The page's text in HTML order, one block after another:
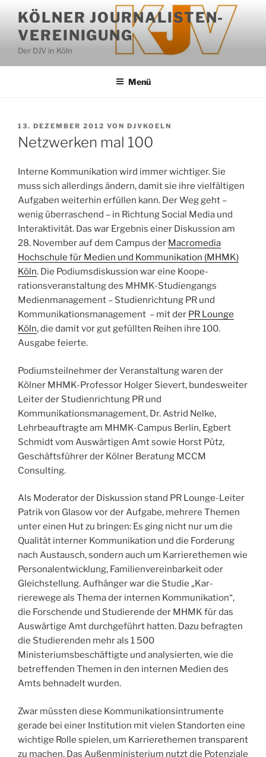
Inhalt
springen
KÖLNER JOURNALISTEN-
VEREINIGUNG
Der DJV in Köln
Menü
VERÖFFENTLICHT
AM
13. DEZEMBER 2012 VON DJVKOELN
Netzwerken mal 100
Interne Kommunikation wird immer wichtiger. Sie
muss sich allerdings ändern, damit sie ihre vielfältigen
Aufgaben weiterhin erfüllen kann. Der Weg geht –
wenig überraschend – in Richtung Social Media und
Interaktivität. Das war Ergebnis einer Diskussion am
28. November auf dem Campus der Macromedia
Hochschule für Medien und Kommunikation (MHMK)
Köln. Die Podiumsdiskussion war eine Koope­
rationsveranstaltung des MHMK-Studiengangs
Medienmanagement – Studienrichtung PR und
Kommunikationsmanagement – mit der PR Lounge
Köln, die damit vor gut ­gefüllten Reihen ihre 100.
Ausgabe feierte.
Podiumsteilnehmer der Veranstaltung waren der
Kölner MHMK-Professor Holger Sievert, bundesweiter
Leiter der Studienrichtung PR und
Kommunikationsmanagement, Dr. Astrid Nelke,
Lehrbeauftragte am MHMK-Campus Berlin, Egbert
Schmidt vom Auswärtigen Amt sowie Horst Pütz,
Geschäftsführer der Kölner Beratung MCCM
Consulting.
Als Moderator der Diskussion stand PR Lounge-Leiter
Patrik von Glasow vor der Aufgabe, mehrere Themen
unter einen Hut zu bringen: Es ging nicht nur um die
Qualität interner Kommuni­kation und die Forderung
nach Austausch, ­sondern auch um Karrierethemen wie
Personal­ent­wicklung, Familienvereinbarkeit oder
Gleichstellung. Aufhänger war die Studie „Kar­
rierewege als Thema der internen Kommunikation“,
die Forschende und Studierende der MHMK für das
Auswärtige Amt durchgeführt hatten. Dazu befragten
die Studierenden mehr als 1 500
Ministeriumsbeschäftigte und analysierten, wie die
betreffenden Themen in den internen Medien des
Amts behnadelt wurden.
Zwar müssten diese Kommunikationsintrumente
gerade bei einer Institution mit vielen Standorten eine
wichtige Rolle spielen, um Karrierethemen transparent
zu machen. Das Außenministerium nutzt die Potenziale